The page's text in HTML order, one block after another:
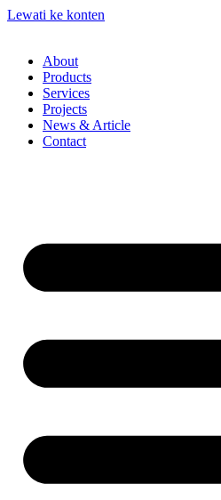
Lewati ke konten
About
Products
Services
Projects
News & Article
Contact